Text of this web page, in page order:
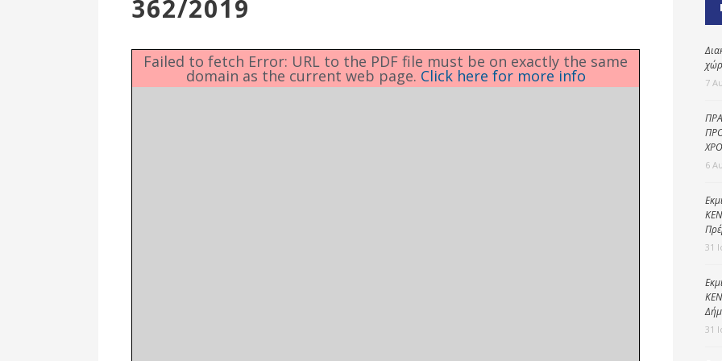
Επιτροπή
Ενότητες
Δημοτική
αστυνομία
362/2019
Failed to fetch Error: URL to the PDF file must be on exactly the same
domain as the current web page. Click here for more info 7
6
31
31